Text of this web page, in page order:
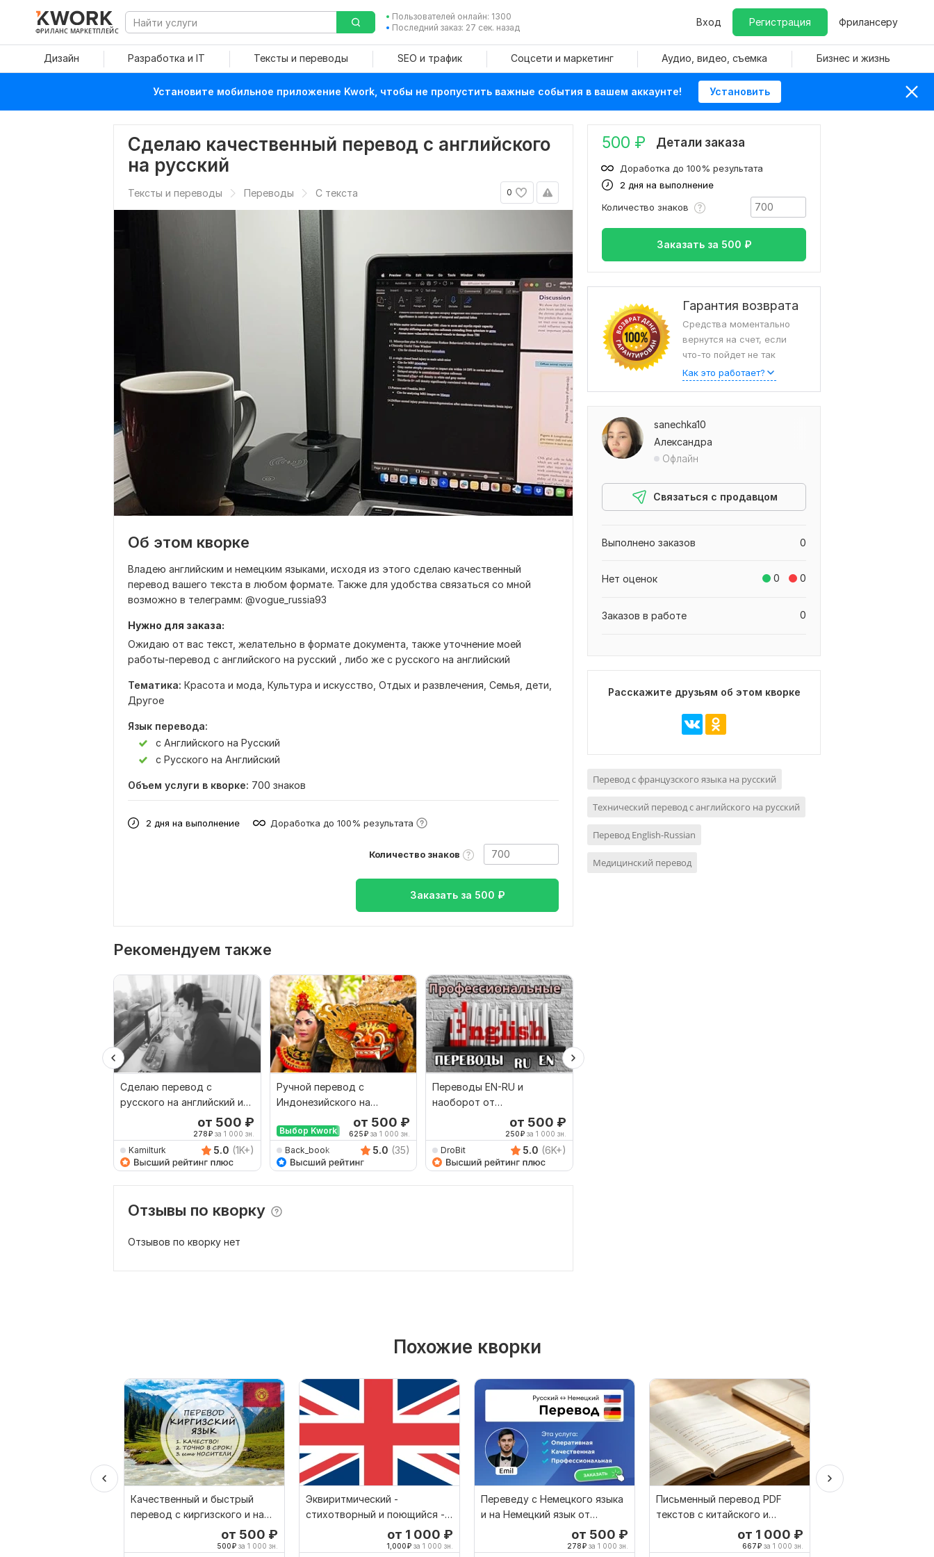
ФРИЛАНС МАРКЕТПЛЕЙС
Пользователей онлайн: 1300
Последний заказ: 27 сек. назад
Вход Регистрация Фрилансеру
Дизайн Разработка и IT Тексты и переводы SEO и трафик Соцсети и маркетинг Аудио, видео, съемка Бизнес и жизнь
Установите мобильное приложение Kwork, чтобы не пропустить важные события в вашем аккаунте! Установить
Сделаю качественный перевод с английского
на русский
0
Тексты и переводы Переводы С текста
Об этом кворке
Владею английским и немецким языками, исходя из этого сделаю качественный
перевод вашего текста в любом формате. Также для удобства связаться со мной
возможно в телеграмм: @vogue_russia93
Нужно для заказа:
Ожидаю от вас текст, желательно в формате документа, также уточнение моей
работы-перевод с английского на русский , либо же с русского на английский
Тематика: Красота и мода, Культура и искусство, Отдых и развлечения, Семья, дети,
Другое
Язык перевода:
с Английского на Русский
с Русского на Английский
Объем услуги в кворке: 700 знаков
2 дня на выполнение Доработка до 100% результата
Количество знаков
Заказать за 500 ₽
Рекомендуем также
Сделаю перевод с
русского на английский и
от 500 ₽
278₽за 1 000 зн.
Kamilturk 5.0 (1K+)
Ручной перевод с
Индонезийского на
Русский и наоборот
Выбор Kwork
от 500 ₽
625₽ за 1 000 зн.
Back_book 5.0 (35)
Переводы EN-RU и
наоборот от
от 500 ₽
250₽за 1 000 зн.
DroBit 5.0 (6K+)
Отзывы по кворку
Отзывов по кворку нет
500 ₽ Детали заказа
2 дня на выполнение
Доработка до 100% результата
Количество знаков
Заказать за 500 ₽
Гарантия возврата
Средства моментально
вернутся на счет, если
что-то пойдет не так
Как это работает?
sanechka10
Александра
Офлайн
Связаться с продавцом
0
Выполнено заказов
0 0
Нет оценок
0
Заказов в работе
Расскажите друзьям об этом кворке
Перевод с французского языка на русский
Технический перевод с английского на русский
Перевод English-Russian
Медицинский перевод
Похожие кворки
Качественный и быстрый
перевод с киргизского и на
от 500 ₽
500₽ за 1 000 зн.
Эквиритмический -
стихотворный и поющийся -
от 1 000 ₽
1,000₽ за 1 000 зн.
Переведу с Немецкого языка
и на Немецкий язык от
от 500 ₽
278₽ за 1 000 зн.
Письменный перевод PDF
текстов с китайского и
от 1 000 ₽
667₽ за 1 000 зн.